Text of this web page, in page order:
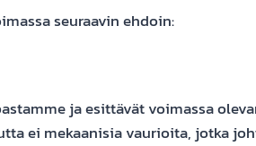
seuraavin ehdoin:
ja esittävät voimassa
ei mekaanisia vaurioita, jotka